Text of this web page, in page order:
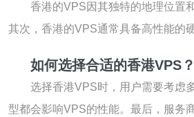
香港的VPS因其独特的地理位置
其次，香港的VPS通常具备高性能的
如何选择合适的香港VPS？
选择香港VPS时，用户需要考虑
型都会影响VPS的性能。最后，服务